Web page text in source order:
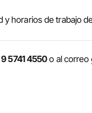
y horarios de trabajo
5741 4550o al correo